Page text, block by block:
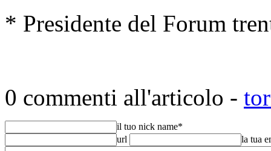
* Presidente del Forum
0 commenti all'articolo -
il tuo nick name*
url
la tua